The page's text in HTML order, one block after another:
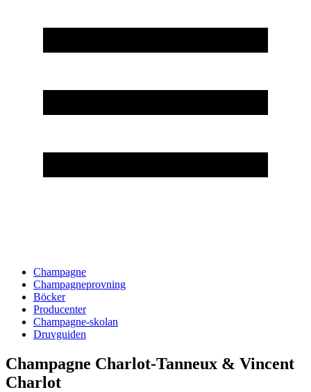
Champagne
Champagneprovning
Böcker
Producenter
Champagne-skolan
Druvguiden
Champagne Charlot-Tanneux & Vincent
Charlot